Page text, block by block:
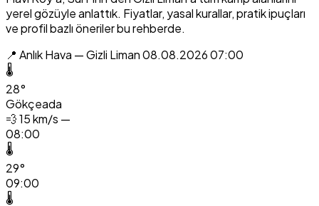
yerel gözüyle anlattık. Fiyatlar, yasal kurallar, pratik ipuçları
ve profil bazlı öneriler bu rehberde.
📍 Anlık Hava — Gizli Liman08.08.2026 07:00
🌡️
28°
Gökçeada
💨15 km/s —
08:00
🌡️
29°
09:00
🌡️